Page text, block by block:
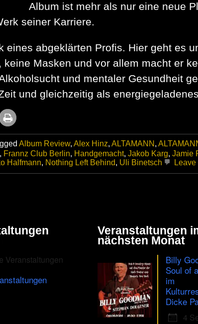
Album ist mehr als nur eine neue
seiner Karriere.
abgeklärten Profis. Hier geht es
Masken und vor allem macht er
und mentaler Gesundheit
und gleichzeitig als
Album Review, Alex Hinz, ALTAMANN ,
, Frannz Club Berlin, Handgemacht, Jakob Karg, Jamie
Halfmann, Nothing Left Behind, Uli Binetsch
Veranstaltungen
Veranstaltungen
nächsten Monat
Billy
Soul of
im
Dicke
4